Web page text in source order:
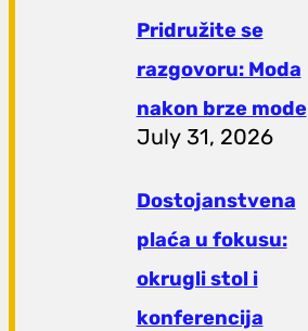
Pridružite se
razgovoru: Moda
nakon brze mode
July 31, 2026
Dostojanstvena
plaća u fokusu:
okrugli stol i
konferencija